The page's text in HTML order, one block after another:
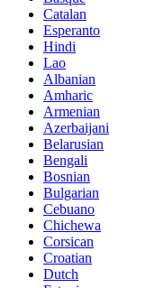
Catalan
Esperanto
Hindi
Lao
Albanian
Amharic
Armenian
Azerbaijani
Belarusian
Bengali
Bosnian
Bulgarian
Cebuano
Chichewa
Corsican
Croatian
Dutch